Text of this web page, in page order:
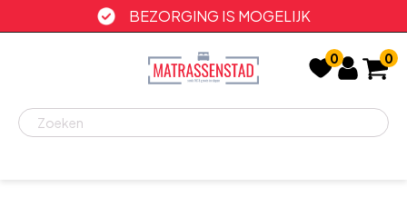
BEZORGING IS MOGELIJK
0 0